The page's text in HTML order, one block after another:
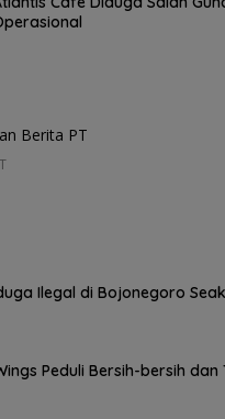
Ilegal di Bojonegoro
Peduli Bersih-bersih dan